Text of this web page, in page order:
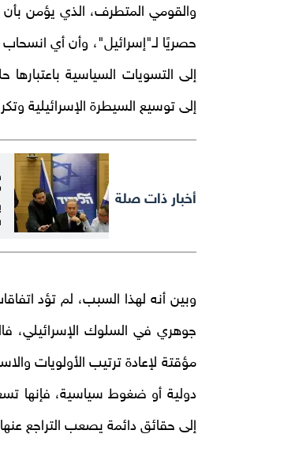
والقومي المتطرف، الذي يؤمن بأن
حصريًا لـ"إسرائيل"، وأن أي
إلى التسويات السياسية
إلى توسيع السيطرة الإسرائيلية
أخبار ذات صلة
وبين أنه لهذا السبب، لم تؤد
جوهري في السلوك الإسرائيلي،
مؤقتة لإعادة ترتيب الأولويات
دولية أو ضغوط سياسية، فإنها
إلى حقائق دائمة يصعب التراجع